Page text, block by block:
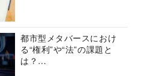
都市型メタバースにおけ
る“権利”や“法”の課題と
は？